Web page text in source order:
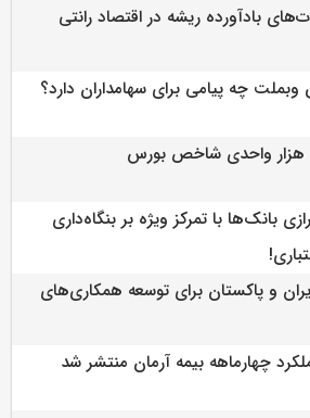
بادآورده ریشه در اقتصاد رانتی
بانک‌ها با تمرکز ویژه بر بنگاه‌داری
و پاکستان برای توسعه همکاری‌های
چهارماهه بیمه آرمان منتشر شد